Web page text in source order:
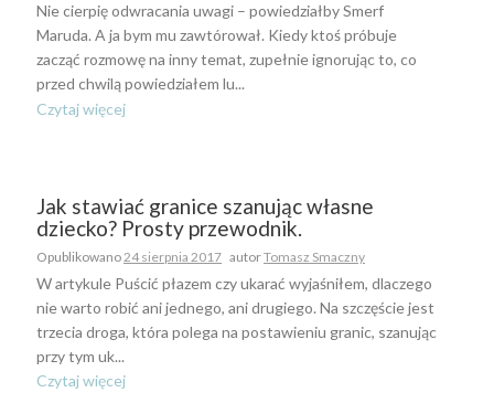
Nie cierpię odwracania uwagi – powiedziałby Smerf
Maruda. A ja bym mu zawtórował. Kiedy ktoś próbuje
zacząć rozmowę na inny temat, zupełnie ignorując to, co
przed chwilą powiedziałem lu...
Czytaj więcej
Jak stawiać granice szanując własne
dziecko? Prosty przewodnik.
Opublikowano 24 sierpnia 2017 autorTomasz Smaczny
W artykule Puścić płazem czy ukarać wyjaśniłem, dlaczego
nie warto robić ani jednego, ani drugiego. Na szczęście jest
trzecia droga, która polega na postawieniu granic, szanując
przy tym uk...
Czytaj więcej